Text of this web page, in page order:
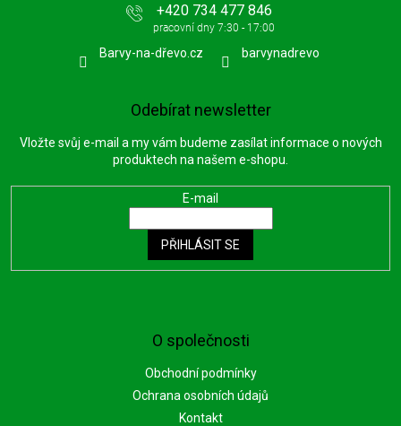
O společnosti
Obchodní podmínky
Ochrana osobních údajů
Kontakt
+420 734 477 846
Barvy-na-dřevo.cz barvynadrevo
Odebírat newsletter
Vložte svůj e-mail a my vám budeme zasílat informace o nových
produktech na našem e-shopu.
E-mail
PŘIHLÁSIT SE